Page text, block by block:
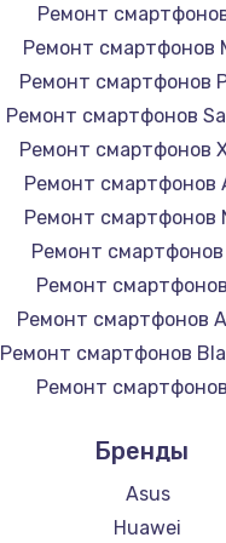
Ремонт
Ремонт смартфонов
Ремонт смартфонов
Ремонт смартфонов
Ремонт смартфонов
Ремонт смартфонов
Ремонт смартфонов
Ремонт смартфонов
Ремонт
Ремонт смартфонов
Ремонт смартфонов
Ремонт
Ремонт смартфонов
Ремонт смартфонов
Ремонт смартфонов
Бренды
Asus
Huawei